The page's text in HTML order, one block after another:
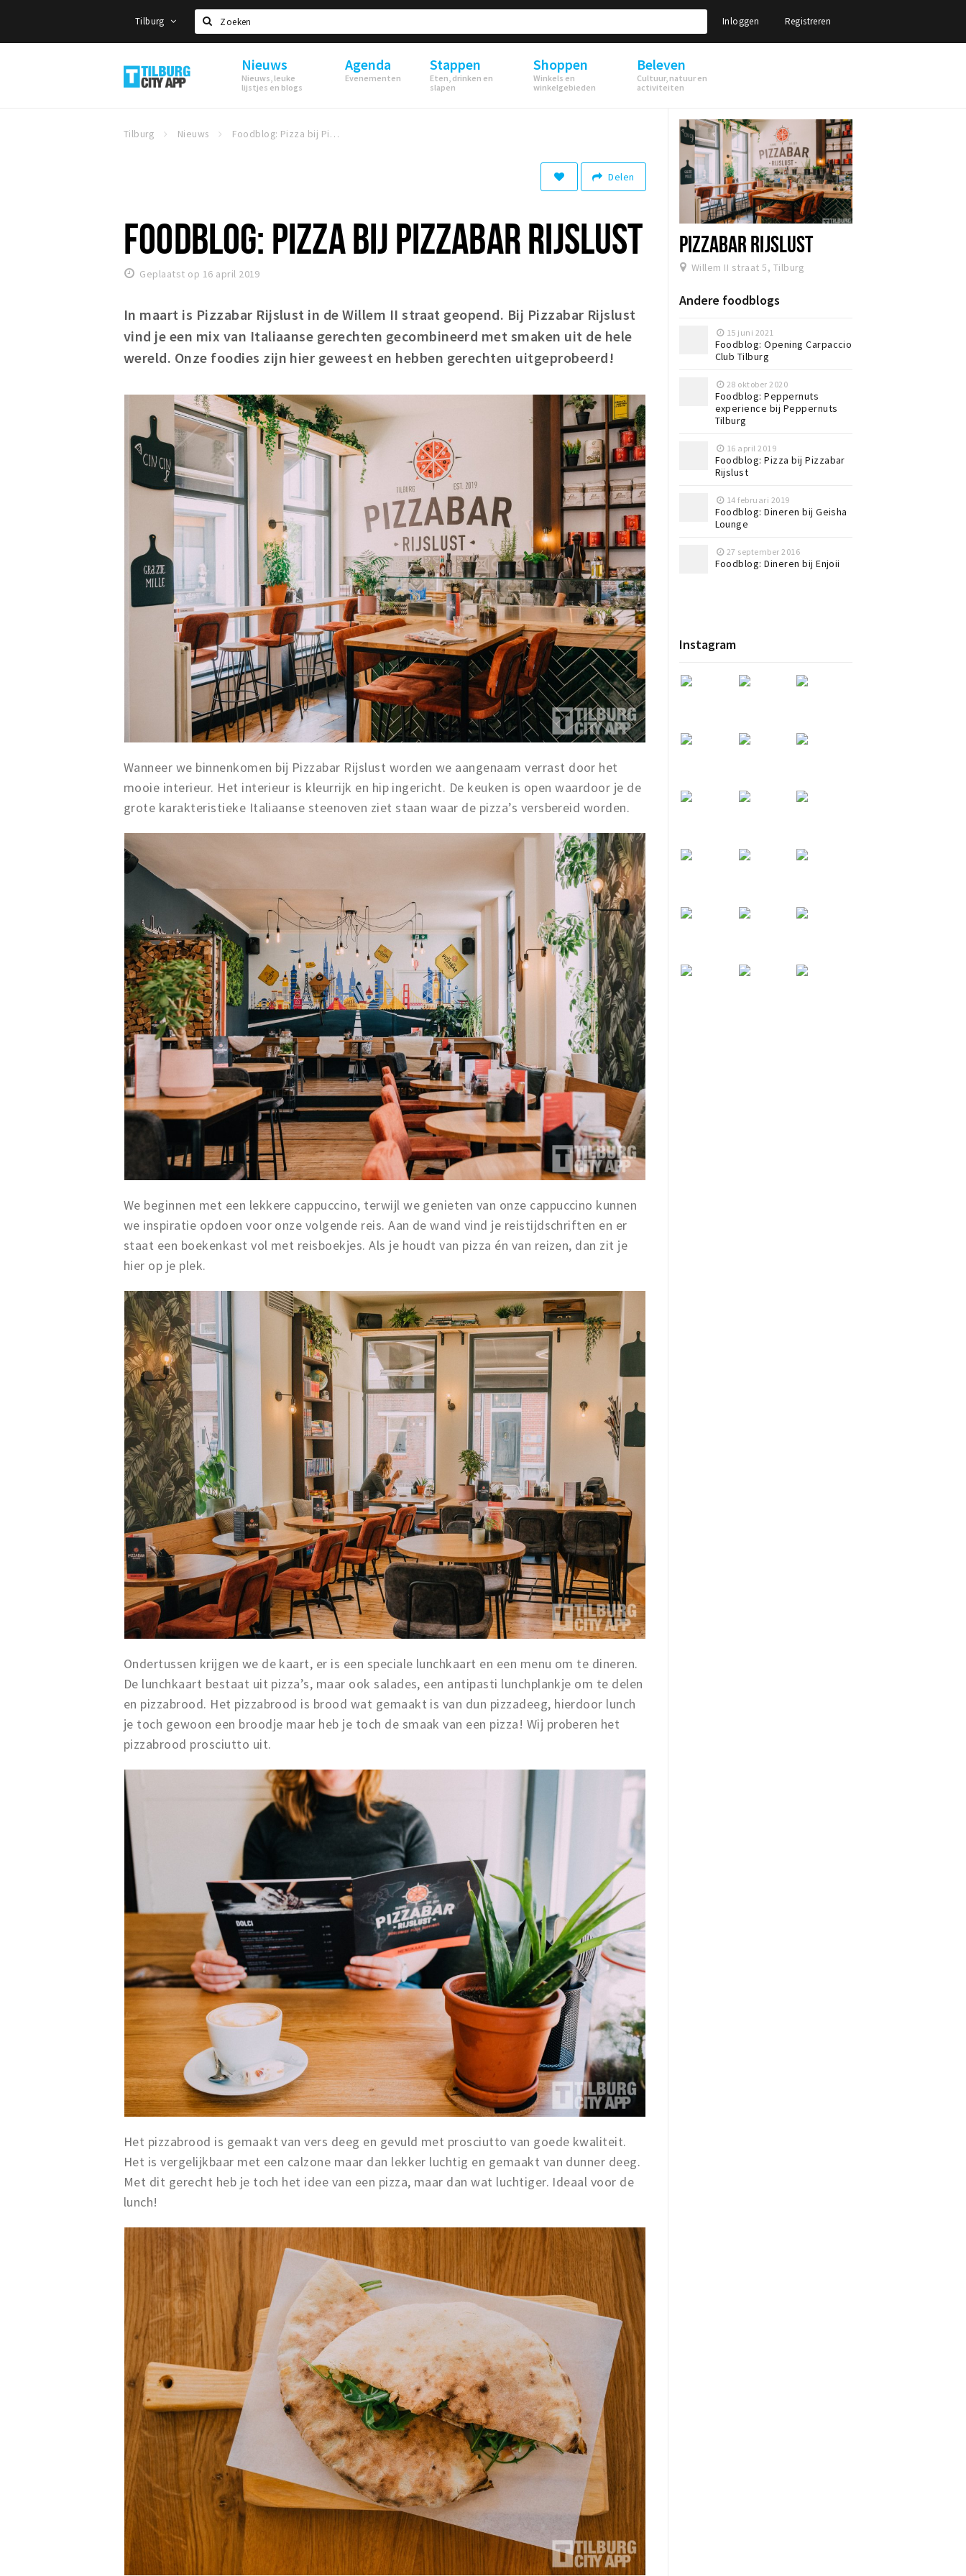
Tilburg
Zoeken
Inloggen Registreren
Tilburg Nieuws
Nieuws, leuke
lijstjes en blogs
Agenda
Evenementen
Stappen
Eten, drinken en
slapen
Shoppen
Winkels en
winkelgebieden
Beleven
Cultuur, natuur en
activiteiten
Tilburg Nieuws Foodblog: Pizza bij Pizzabar Rijslust
Delen
FOODBLOG: PIZZA BIJ PIZZABAR RIJSLUST
Geplaatst op 16 april 2019
In maart is Pizzabar Rijslust in de Willem II straat geopend. Bij Pizzabar Rijslust
vind je een mix van Italiaanse gerechten gecombineerd met smaken uit de hele
wereld. Onze foodies zijn hier geweest en hebben gerechten uitgeprobeerd!
Wanneer we binnenkomen bij Pizzabar Rijslust worden we aangenaam verrast door het
mooie interieur. Het interieur is kleurrijk en hip ingericht. De keuken is open waardoor je de
grote karakteristieke Italiaanse steenoven ziet staan waar de pizza’s versbereid worden.
We beginnen met een lekkere cappuccino, terwijl we genieten van onze cappuccino kunnen
we inspiratie opdoen voor onze volgende reis. Aan de wand vind je reistijdschriften en er
staat een boekenkast vol met reisboekjes. Als je houdt van pizza én van reizen, dan zit je
hier op je plek.
Ondertussen krijgen we de kaart, er is een speciale lunchkaart en een menu om te dineren.
De lunchkaart bestaat uit pizza’s, maar ook salades, een antipasti lunchplankje om te delen
en pizzabrood. Het pizzabrood is brood wat gemaakt is van dun pizzadeeg, hierdoor lunch
je toch gewoon een broodje maar heb je toch de smaak van een pizza! Wij proberen het
pizzabrood prosciutto uit.
Het pizzabrood is gemaakt van vers deeg en gevuld met prosciutto van goede kwaliteit.
Het is vergelijkbaar met een calzone maar dan lekker luchtig en gemaakt van dunner deeg.
Met dit gerecht heb je toch het idee van een pizza, maar dan wat luchtiger. Ideaal voor de
lunch!
PIZZABAR RIJSLUST
Willem II straat 5, Tilburg
Andere foodblogs
15 juni 2021
Foodblog: Opening Carpaccio
Club Tilburg
28 oktober 2020
Foodblog: Peppernuts
experience bij Peppernuts
Tilburg
16 april 2019
Foodblog: Pizza bij Pizzabar
Rijslust
14 februari 2019
Foodblog: Dineren bij Geisha
Lounge
27 september 2016
Foodblog: Dineren bij Enjoii
Instagram